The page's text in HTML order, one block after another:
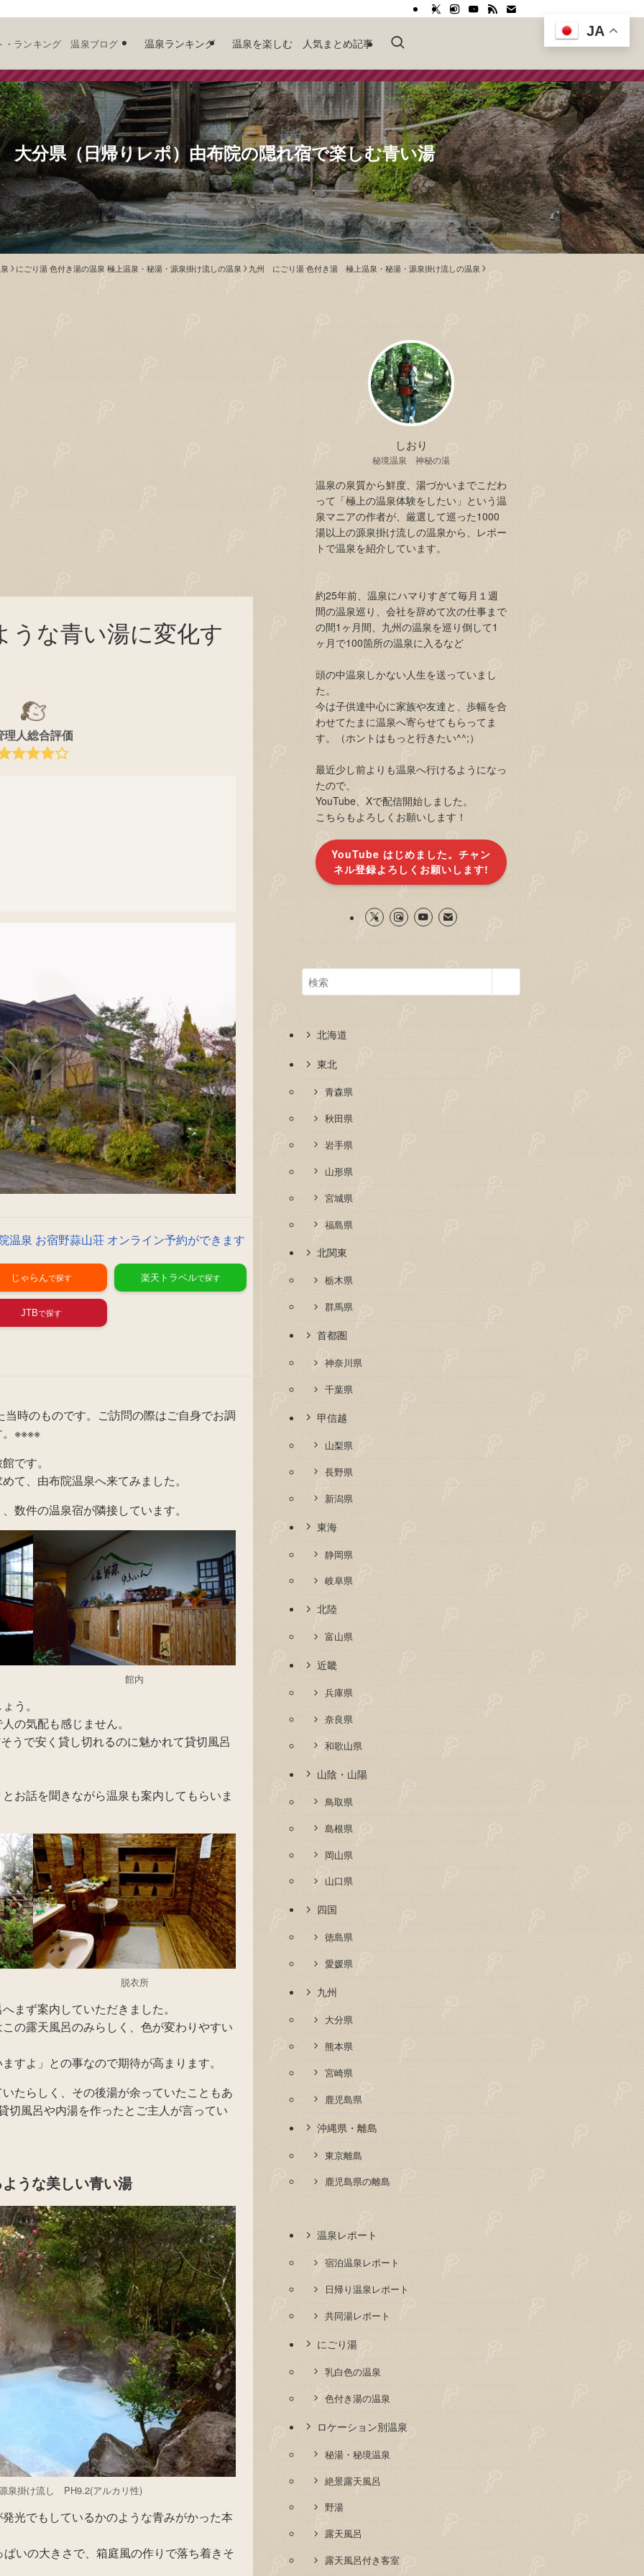
・ランキング 温泉ブログ 温泉ランキング 温泉を楽しむ 人気まとめ記事
分県（日帰りレポ）由布院の隠れ宿で楽しむ青い湯
にごり湯 色付き湯の温泉 極上温泉・秘湯・源泉掛け流しの温泉 九州 にごり湯 色付き湯 極上温泉・秘湯・源泉掛け流しの温泉
うな青い湯に変化す
理人総合評価
温泉 お宿野蒜山荘 オンライン予約ができます
じゃらん 楽天トラベル
JTB
時のものです。ご訪問の際はご自身でお調
※※※※
です。
て、由布院温泉へ来てみました。
数件の温泉宿が隣接しています。
館内
う。
の気配も感じません。
うで安く貸し切れるのに魅かれて貸切風呂
お話を聞きながら温泉も案内してもらいま
脱衣所
まず案内していただきました。
の露天風呂のみらしく、色が変わりやすい
すよ」との事なので期待が高まります。
たらしく、その後湯が余っていたこともあ
切風呂や内湯を作ったとご主人が言ってい
うな美しい青い湯
泉掛け流し PH9.2(アルカリ性)
光でもしているかのような青みがかった本
いの大きさで、箱庭風の作りで落ち着きそ
しおり
秘境温泉 神秘の湯
温泉の泉質から鮮度、湯づかいまでこだわ
って「極上の温泉体験をしたい」という温
泉マニアの作者が、厳選して巡った1000
湯以上の源泉掛け流しの温泉から、レポー
トで温泉を紹介しています。
約25年前、温泉にハマりすぎて毎月１週
間の温泉巡り、会社を辞めて次の仕事まで
の間1ヶ月間、九州の温泉を巡り倒して1
ヶ月で100箇所の温泉に入るなど
頭の中温泉しかない人生を送っていまし
た。
今は子供達中心に家族や友達と、歩幅を合
わせてたまに温泉へ寄らせてもらってま
す。（ホントはもっと行きたい^^;）
最近少し前よりも温泉へ行けるようになっ
たので、
YouTube、Xで配信開始しました。
こちらもよろしくお願いします！
YouTube はじめました。チャン
ネル登録よろしくお願いします!
北海道
東北
青森県
秋田県
岩手県
山形県
宮城県
福島県
北関東
栃木県
群馬県
首都圏
神奈川県
千葉県
甲信越
山梨県
長野県
新潟県
東海
静岡県
岐阜県
北陸
富山県
近畿
兵庫県
奈良県
和歌山県
山陰・山陽
鳥取県
島根県
岡山県
山口県
四国
徳島県
愛媛県
九州
大分県
熊本県
宮崎県
鹿児島県
沖縄県・離島
東京離島
鹿児島県の離島
温泉レポート
宿泊温泉レポート
日帰り温泉レポート
共同湯レポート
にごり湯
乳白色の温泉
色付き湯の温泉
ロケーション別温泉
秘湯・秘境温泉
絶景露天風呂
野湯
露天風呂
露天風呂付き客室
JA